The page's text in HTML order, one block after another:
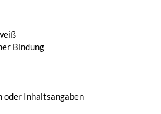
Bindung
Inhaltsangaben